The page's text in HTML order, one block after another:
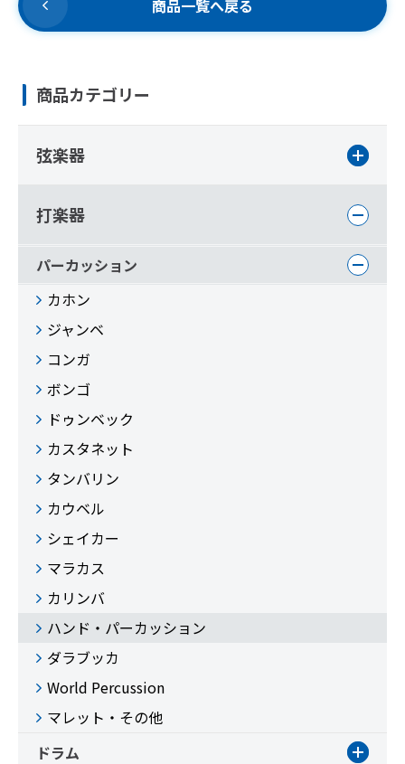
商品一覧へ戻る
商品カテゴリー
弦楽器
打楽器
パーカッション
カホン
ジャンベ
コンガ
ボンゴ
ドゥンベック
カスタネット
タンバリン
カウベル
シェイカー
マラカス
カリンバ
ハンド・パーカッション
ダラブッカ
World Percussion
マレット・その他
ドラム